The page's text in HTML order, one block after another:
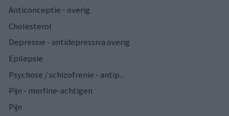
Anticonceptie - overig
Cholesterol
Depressie - antidepressiva overig
Epilepsie
Psychose / schizofrenie - antip...
Pijn - morfine-achtigen
Pijn